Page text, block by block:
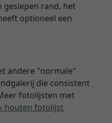
geslepen rand, het
optioneel een
andere "normale"
die consistent
fotolijsten met
houten fotolijst